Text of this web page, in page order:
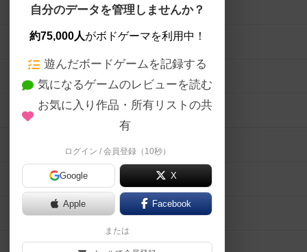
自分のデータを管理しませんか？
約75,000人がボドゲーマを利用中！
遊んだボードゲームを記録する
気になるゲームのレビューを読む
お気に入り作品・所有リストの共
有
ログイン / 会員登録（10秒）
Google X
Apple Facebook
または
ボードゲームを検索する
ボードゲームの新着レビュー
ボードゲーム会情報
メカニクス特集
掲示板・トピックス
ボドとも・会員一覧
ボードゲーム業界コラム
ボドゲーマご利用案内